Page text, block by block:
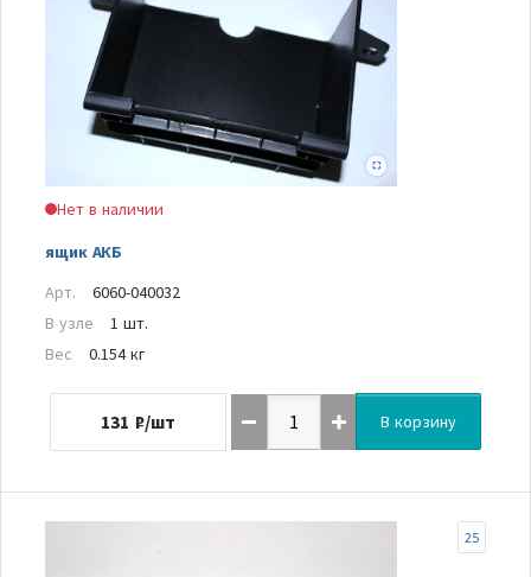
Нет в наличии
ящик АКБ
Арт.
6060-040032
В узле
1 шт.
Вес
0.154 кг
131 ₽/шт В корзину
25